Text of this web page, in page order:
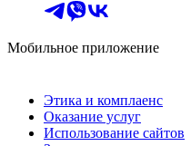
Мобильное приложение
Этика и комплаенс
Оказание услуг
Использование сайтов